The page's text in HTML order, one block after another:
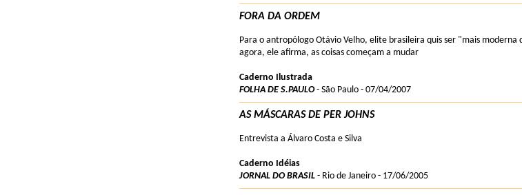
FORA DA ORDEM
Para o antropólogo Otávio Velho, elite brasileira quis ser "mais
agora, ele afirma, as coisas começam a mudar
Caderno Ilustrada
FOLHA DE S.PAULO- São Paulo - 07/04/2007
AS MÁSCARAS DE PER JOHNS
Entrevista a Álvaro Costa e Silva
Caderno Idéias
JORNAL DO BRASIL - Rio de Janeiro - 17/06/2005